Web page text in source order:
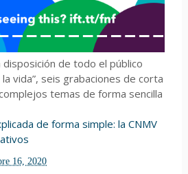
de todo el público
vida”, seis grabaciones de corta
temas de forma sencilla
de forma simple: la CNMV
16, 2020